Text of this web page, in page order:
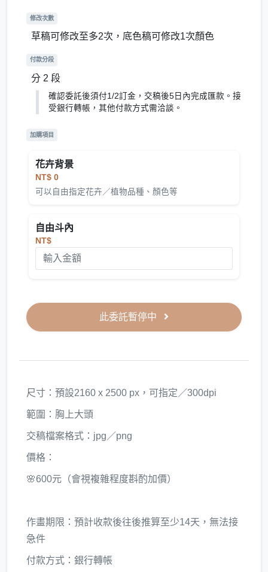
修改次數
草稿可修改至多2次，底色稿可修改1次顏色
付款分段
分 2 段
確認委託後須付1/2訂金，交稿後5日內完成匯款。接
受銀行轉帳，其他付款方式需洽談。
加購項目
花卉背景
NT$ 0
可以自由指定花卉／植物品種、顏色等
自由斗內
NT$
此委託暫停中
尺寸：預設2160 x 2500 px，可指定／300dpi
範圍：胸上大頭
交稿檔案格式：jpg／png
價格：
🌸600元（會視複雜程度斟酌加價）
作畫期限：預計收款後往後推算至少14天，無法接
急件
付款方式：銀行轉帳